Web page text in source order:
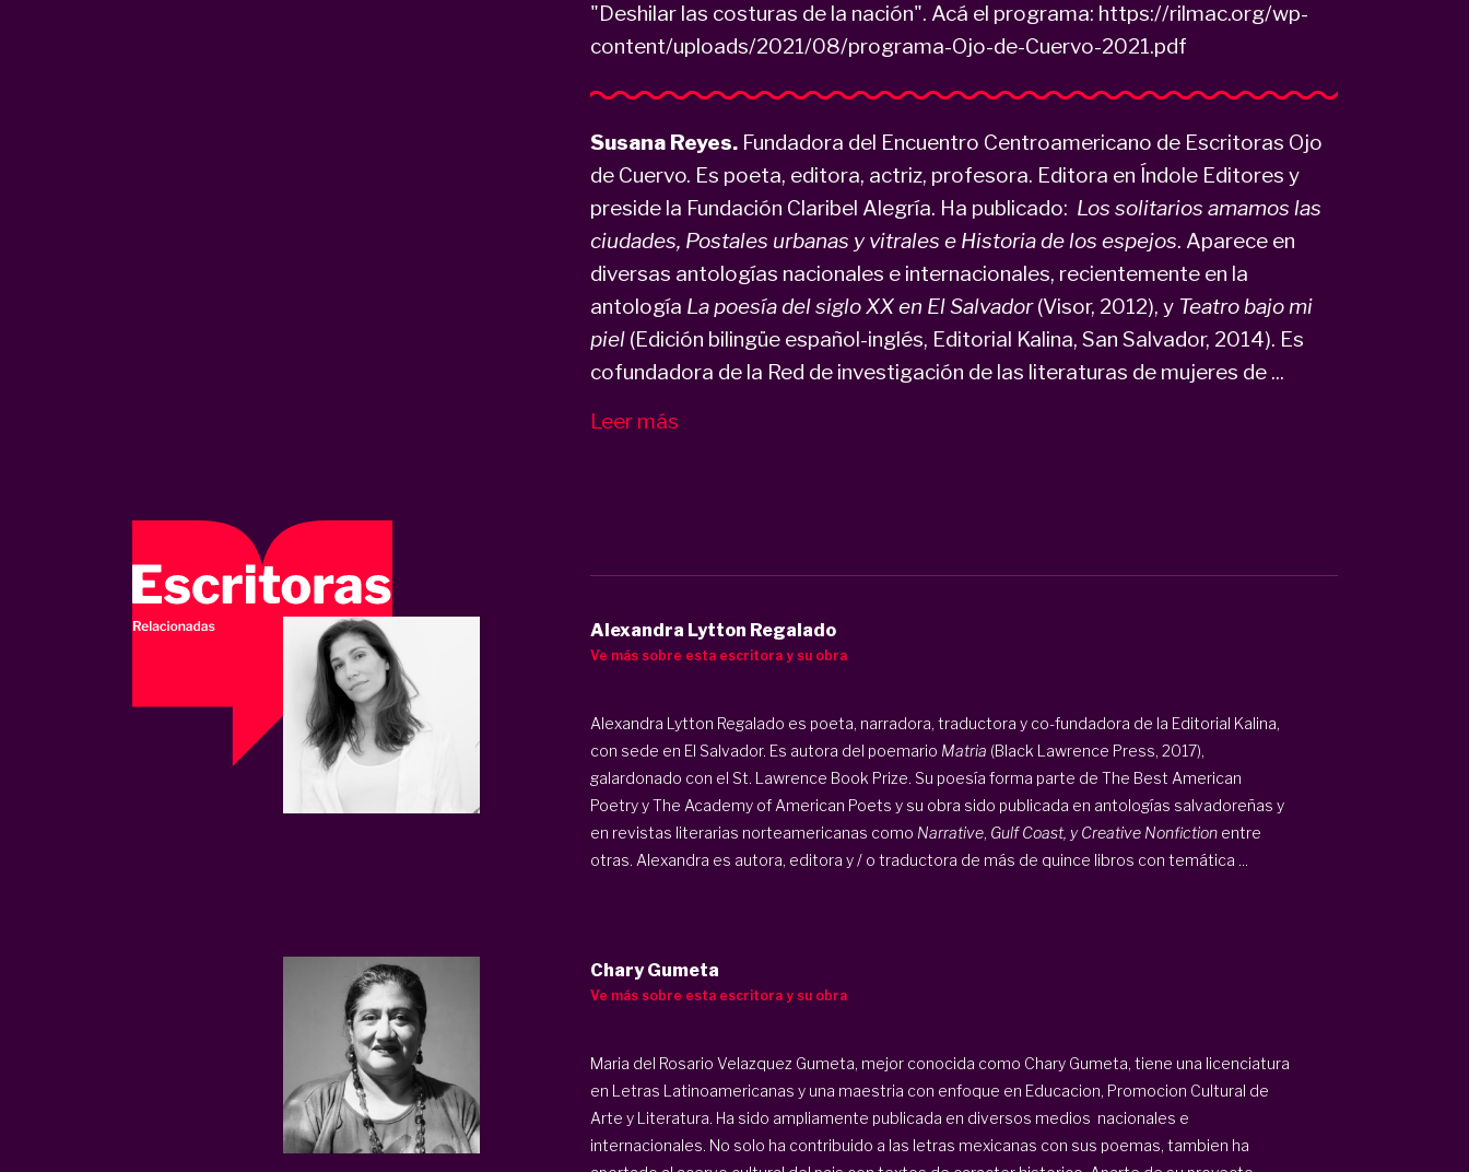
"Deshilar las costuras de la nación". Acá el programa: https://rilmac.org/wp-
content/uploads/2021/08/programa-Ojo-de-Cuervo-2021.pdf
Susana Reyes. Fundadora del Encuentro Centroamericano de Escritoras Ojo
de Cuervo. Es poeta, editora, actriz, profesora. Editora en Índole Editores y
preside la Fundación Claribel Alegría. Ha publicado: Los solitarios amamos las
ciudades, Postales urbanas y vitrales e Historia de los espejos. Aparece en
diversas antologías nacionales e internacionales, recientemente en la
antología La poesía del siglo XX en El Salvador(Visor, 2012), y Teatro bajo mi
piel (Edición bilingüe español-inglés, Editorial Kalina, San Salvador, 2014). Es
cofundadora de la Red de investigación de las literaturas de mujeres de ...
Leer más
Alexandra Lytton Regalado
Ve más sobre esta escritora y su obra
Alexandra Lytton Regalado es poeta, narradora, traductora y co-fundadora de la Editorial Kalina,
con sede en El Salvador. Es autora del poemario Matria (Black Lawrence Press, 2017),
galardonado con el St. Lawrence Book Prize. Su poesía forma parte de The Best American
Poetry y The Academy of American Poets y su obra sido publicada en antologías salvadoreñas y
en revistas literarias norteamericanas como Narrative, Gulf Coast, y Creative Nonfictionentre
otras. Alexandra es autora, editora y / o traductora de más de quince libros con temática ...
Chary Gumeta
Ve más sobre esta escritora y su obra
Maria del Rosario Velazquez Gumeta, mejor conocida como Chary Gumeta, tiene una licenciatura
en Letras Latinoamericanas y una maestria con enfoque en Educacion, Promocion Cultural de
Arte y Literatura. Ha sido ampliamente publicada en diversos medios nacionales e
internacionales. No solo ha contribuido a las letras mexicanas con sus poemas, tambien ha